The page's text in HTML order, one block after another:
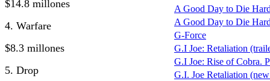
$14.8 millones
4. Warfare
$8.3 millones
5. Drop
A Good Day to Die
A Good Day to Die
G-Force
G.I Joe: Retaliation
G.I Joe: Rise of Cobra.
G.I. Joe Retaliation